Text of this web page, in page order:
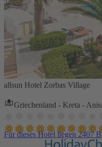
allsun Hotel Zorbas Village
Griechenland - Kreta -
Für dieses Hotel liegen 2407